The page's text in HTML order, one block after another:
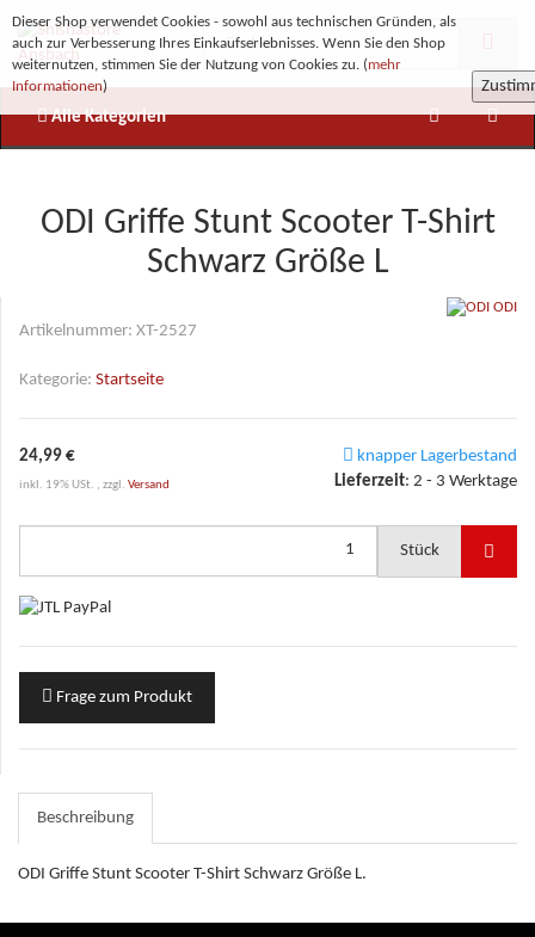
Alle Kategorien
ODI Griffe Stunt Scooter T-Shirt
Schwarz Größe L
ODI
Artikelnummer: XT-2527
Kategorie: Startseite
24,99 €
inkl. 19% USt. , zzgl. Versand
knapper Lagerbestand
Lieferzeit: 2 - 3 Werktage
Stück
Frage zum Produkt
Beschreibung
ODI Griffe Stunt Scooter T-Shirt Schwarz Größe L.
Dieser Shop verwendet Cookies - sowohl aus technischen Gründen, als
auch zur Verbesserung Ihres Einkaufserlebnisses. Wenn Sie den Shop
weiternutzen, stimmen Sie der Nutzung von Cookies zu. (mehr
Informationen)